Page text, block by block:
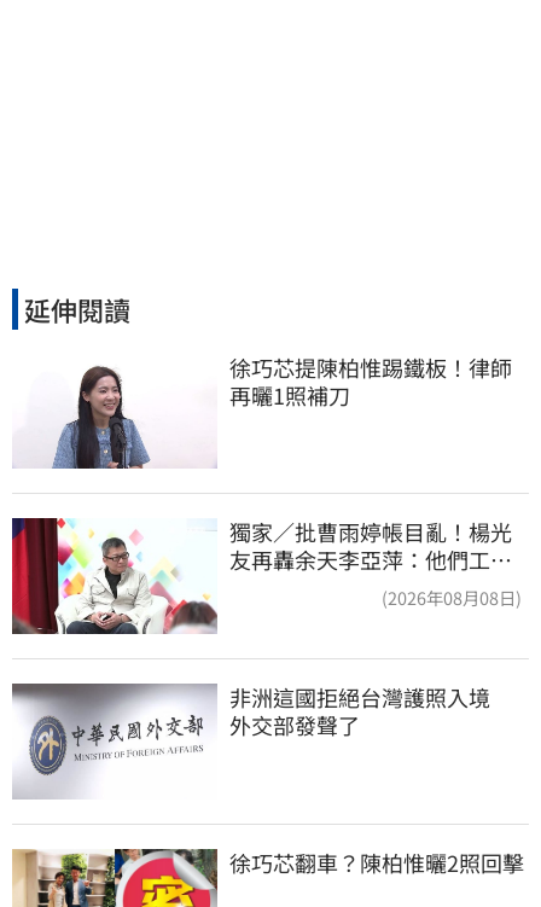
延伸閱讀
徐巧芯提陳柏惟踢鐵板！律師
再曬1照補刀
獨家／批曹雨婷帳目亂！楊光
友再轟余天李亞萍：他們工會
(2026年08月08日)
非洲這國拒絕台灣護照入境
外交部發聲了
徐巧芯翻車？陳柏惟曬2照回擊